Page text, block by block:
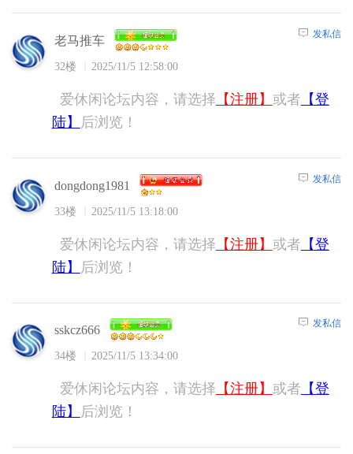
老马推车
32楼 2025/11/5 12:58:00
发私信
爱休闲论坛内容，请选择 【注册】 或者 【登
陆】
后浏览！
dongdong1981
33楼 2025/11/5 13:18:00
发私信
爱休闲论坛内容，请选择 【注册】 或者 【登
陆】
后浏览！
sskcz666
34楼 2025/11/5 13:34:00
发私信
爱休闲论坛内容，请选择 【注册】 或者 【登
陆】
后浏览！